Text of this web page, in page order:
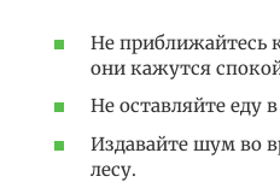
Не приближайтесь
они кажутся
Не оставляйте еду
Издавайте шум во
лесу.